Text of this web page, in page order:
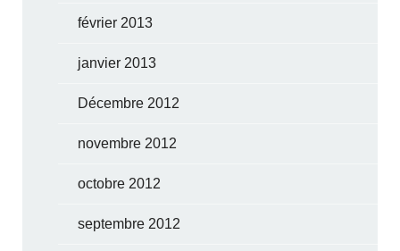
février 2013
janvier 2013
Décembre 2012
novembre 2012
octobre 2012
septembre 2012